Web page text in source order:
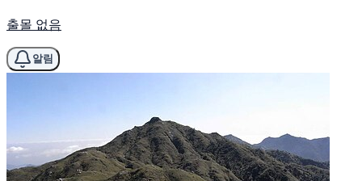
출몰 없음
알림